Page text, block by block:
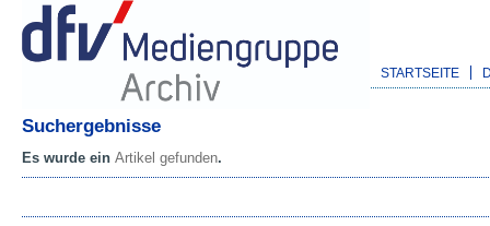
STARTSEITE
Suchergebnisse
Es wurde ein Artikel gefunden.